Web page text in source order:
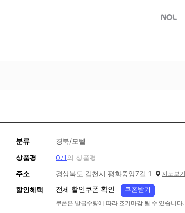
NOL
분류
경북/모텔
상품평
0개의 상품평
주소
경상북도 김천시 평화중앙7길 1 지도보기
할인혜택 전체 할인쿠폰 확인 쿠폰받기
쿠폰은 발급수량에 따라 조기마감 될 수 있습니다.